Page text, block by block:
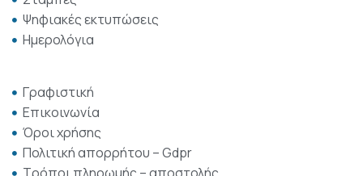
Ψηφιακές εκτυπώσεις
Ημερολόγια
Γραφιστική
Επικοινωνία
Όροι χρήσης
Πολιτική απορρήτου – Gdpr